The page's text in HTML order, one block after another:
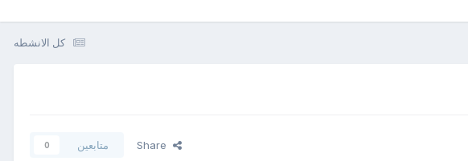
كل الانشطه
متابعين 0